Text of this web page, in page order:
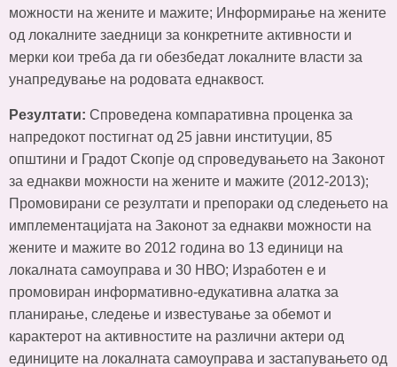
можности на жените и мажите; Информирање на жените
од локалните заедници за конкретните активности и
мерки кои треба да ги обезбедат локалните власти за
унапредување на родовата еднаквост.
Резултати: Спроведена компаративна проценка за
напредокот постигнат од 25 јавни институции, 85
општини и Градот Скопје од спроведувањето на Законот
за еднакви можности на жените и мажите (2012-2013);
Промовирани се резултати и препораки од следењето на
имплементацијата на Законот за еднакви можности на
жените и мажите во 2012 година во 13 единици на
локалната самоуправа и 30 НВО; Изработен е и
промовиран информативно-едукативна алатка за
планирање, следење и известување за обемот и
карактерот на активностите на различни актери од
единиците на локалната самоуправа и застапувањето од